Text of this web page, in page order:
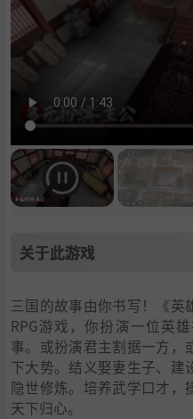
关于此游戏
三国的故事由你书写！《英
RPG游戏，你扮演一位英
事。或扮演君主割据一方，
下大势。结义娶妻生子、建
隐世修炼。培养武学口才，
天下归心。